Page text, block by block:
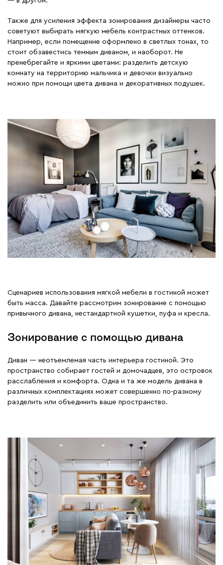
Также для усиления эффекта зонирования дизайнеры часто
советуют выбирать мягкую мебель контрастных оттенков.
Например, если помещение оформлено в светлых тонах, то
стоит обзавестись темным диваном, и наоборот. Не
пренебрегайте и яркими цветами: разделить детскую
комнату на территорию мальчика и девочки визуально
можно при помощи цвета дивана и декоративных подушек.
Сценариев использования мягкой мебели в гостиной может
быть масса. Давайте рассмотрим зонирование с помощью
привычного дивана, нестандартной кушетки, пуфа и кресла.
Зонирование с помощью дивана
Диван — неотъемлемая часть интерьера гостиной. Это
пространство собирает гостей и домочадцев, это островок
расслабления и комфорта. Одна и та же модель дивана в
различных комплектациях может совершенно по-разному
разделить или объединить ваше пространство.